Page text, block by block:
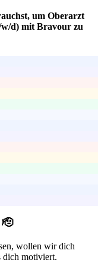
um Oberarzt
d) mit Bravour zu
wollen wir dich
dich motiviert.